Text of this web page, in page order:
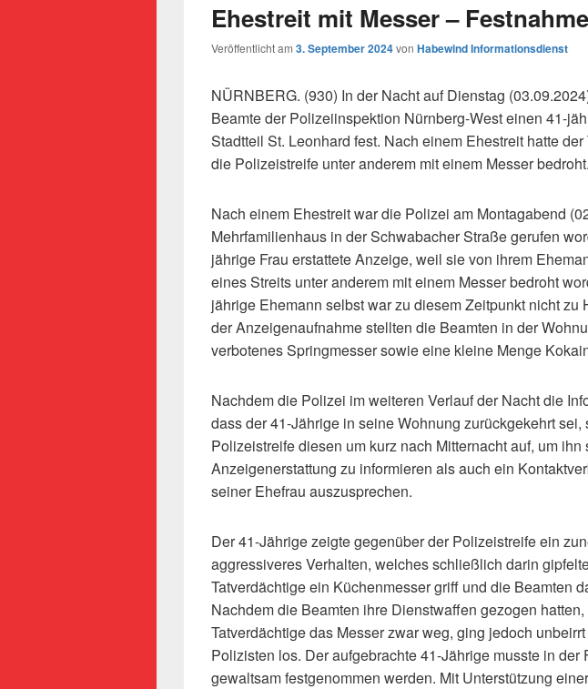
Ehestreit mit Messer – Festnahme
Veröffentlicht am 3. September 2024von Habewind Informationsdienst
NÜRNBERG. (930) In der Nacht auf Dienstag
Beamte der Polizeiinspektion Nürnberg-West einen 41-
Stadtteil St. Leonhard fest. Nach einem Ehestreit hatte
die Polizeistreife unter anderem mit einem Messer bedroht.
Nach einem Ehestreit war die Polizei am Montagabend
Mehrfamilienhaus in der Schwabacher Straße gerufen
jährige Frau erstattete Anzeige, weil sie von ihrem
eines Streits unter anderem mit einem Messer bedroht
jährige Ehemann selbst war zu diesem Zeitpunkt nicht zu
der Anzeigenaufnahme stellten die Beamten in der
verbotenes Springmesser sowie eine kleine Menge
Nachdem die Polizei im weiteren Verlauf der Nacht die
dass der 41-Jährige in seine Wohnung zurückgekehrt sei,
Polizeistreife diesen um kurz nach Mitternacht auf, um
Anzeigenerstattung zu informieren als auch ein
seiner Ehefrau auszusprechen.
Der 41-Jährige zeigte gegenüber der Polizeistreife ein
aggressiveres Verhalten, welches schließlich darin
Tatverdächtige ein Küchenmesser griff und die Beamten
Nachdem die Beamten ihre Dienstwaffen gezogen
Tatverdächtige das Messer zwar weg, ging jedoch
Polizisten los. Der aufgebrachte 41-Jährige musste in der
gewaltsam festgenommen werden. Mit Unterstützung